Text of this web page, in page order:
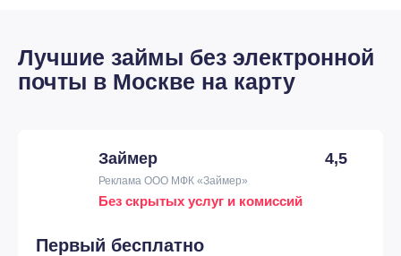
Лучшие займы без электронной
почты в Москве на карту
Займер 4,5
Реклама ООО МФК «Займер»
Без скрытых услуг и комиссий
Первый бесплатно